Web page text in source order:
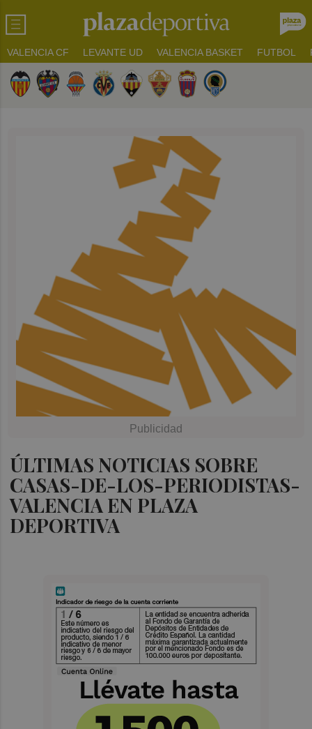
VALENCIA CF LEVANTE UD VALENCIA BASKET FUTBOL
ÚLTIMAS NOTICIAS SOBRE
CASAS-DE-LOS-PERIODISTAS-
VALENCIA EN PLAZA
DEPORTIVA